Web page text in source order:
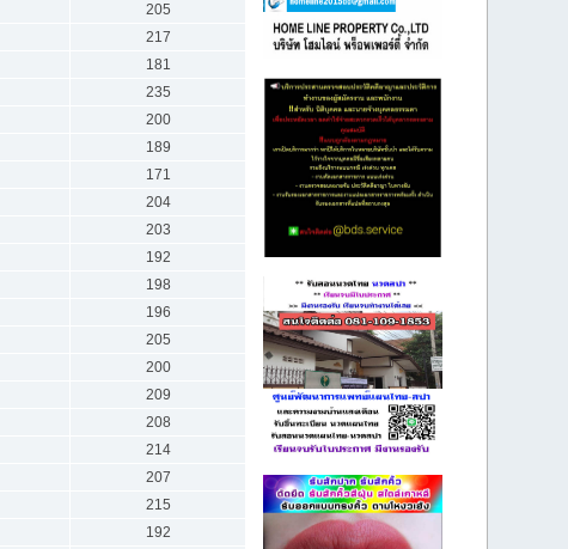
205
217
181
235
200
189
171
204
203
192
198
196
205
200
209
208
214
207
215
192